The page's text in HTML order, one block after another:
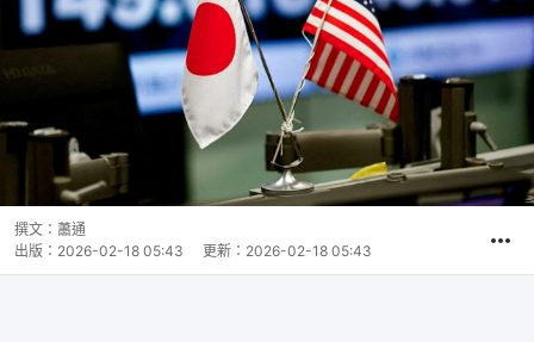
撰文： 蕭通
出版： 2026-02-18 05:43 更新： 2026-02-18 05:43